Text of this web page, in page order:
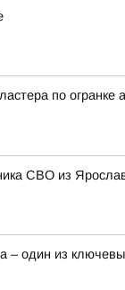
по огранке
СВО из
– один из